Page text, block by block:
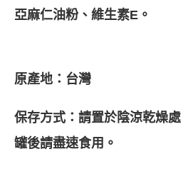
亞麻仁油粉、維生素E。
原產地：台灣
保存方式：請置於陰涼乾燥
罐後請盡速食用。